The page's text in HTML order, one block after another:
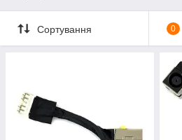
Сортування 0